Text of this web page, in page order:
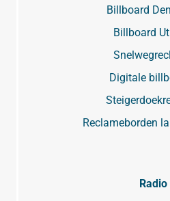
Billboard
Billboard
Digitale
Reclameborden
Radio